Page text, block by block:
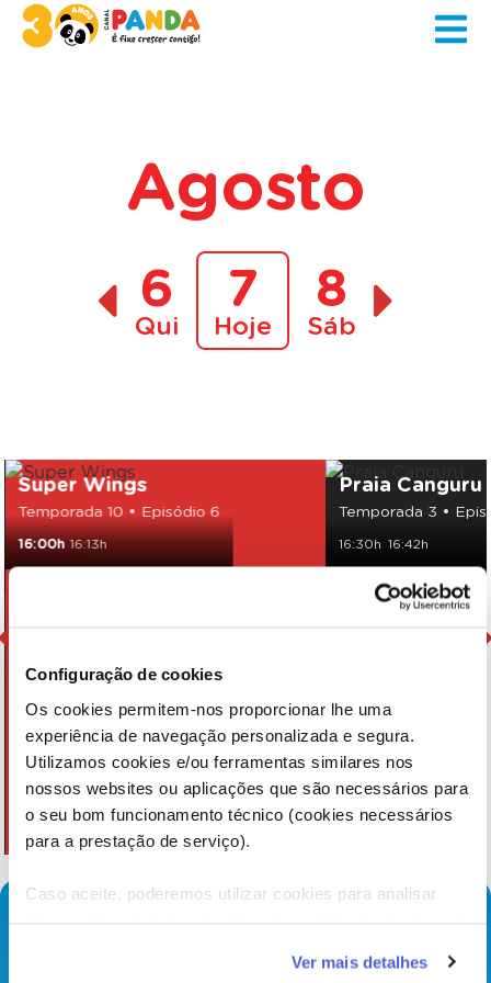
Configuração de cookies
Os cookies permitem-nos proporcionar lhe uma
experiência de navegação personalizada e segura.
Utilizamos cookies e/ou ferramentas similares nos
nossos websites ou aplicações que são necessários para
o seu bom funcionamento técnico (cookies necessários
para a prestação de serviço).
Caso aceite, poderemos utilizar cookies para analisar
funcionalidades (cookies de personalização e
Ver mais detalhes
Agosto
6
Qui
7
Hoje
8
Sáb
Super Wings
Temporada 10 • Episódio 6
16:00h 16:13h
Praia Canguru
Temporada 3 •
16:30h 16:42h